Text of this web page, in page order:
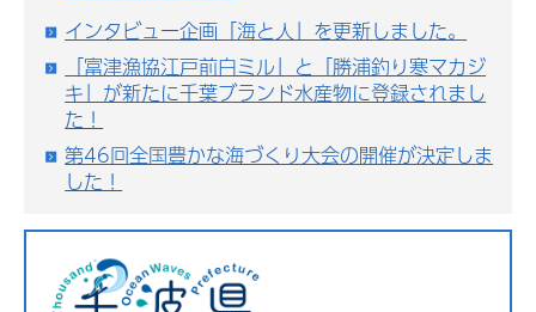
インタビュー企画「海と人」を更新しました。
「富津漁協江戸前白ミル」と「勝浦釣り寒マカジ
キ」が新たに千葉ブランド水産物に登録されまし
た！
第46回全国豊かな海づくり大会の開催が決定しま
した！